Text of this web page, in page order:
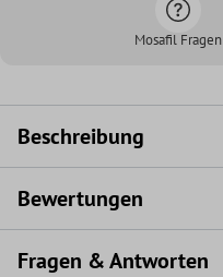
Mosafil Fragen
Beschreibung
Bewertungen
Fragen & Antworten